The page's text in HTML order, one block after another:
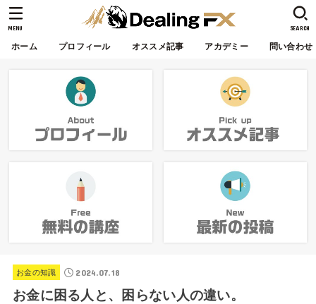
ホーム プロフィール オススメ記事 アカデミー 問い合わせ
SEARCH
MENU
お金の知識 2024.07.18
お金に困る人と、困らない人の違い。